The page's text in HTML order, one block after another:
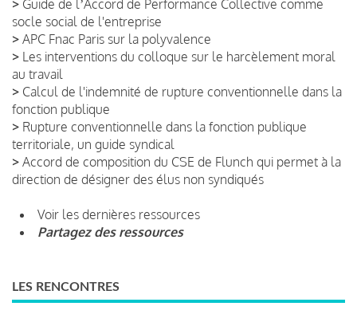
> Guide de lʼAccord de Performance Collective comme
socle social de l'entreprise
> APC Fnac Paris sur la polyvalence
> Les interventions du colloque sur le harcèlement moral
au travail
> Calcul de l'indemnité de rupture conventionnelle dans la
fonction publique
> Rupture conventionnelle dans la fonction publique
territoriale, un guide syndical
> Accord de composition du CSE de Flunch qui permet à la
direction de désigner des élus non syndiqués
Voir les dernières ressources
Partagez des ressources
LES RENCONTRES